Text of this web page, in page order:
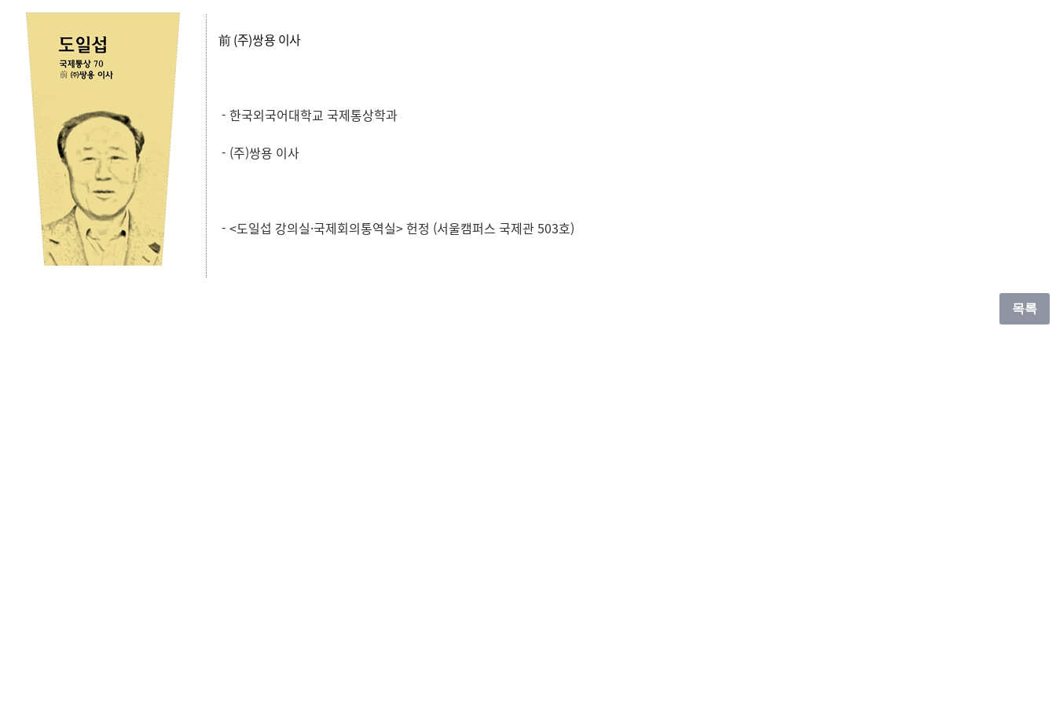
前 (주)쌍용 이사
- 한국외국어대학교 국제통상학과
- (주)쌍용 이사
- <도일섭 강의실·국제회의통역실> 헌정 (서울캠퍼스 국제관 503호)